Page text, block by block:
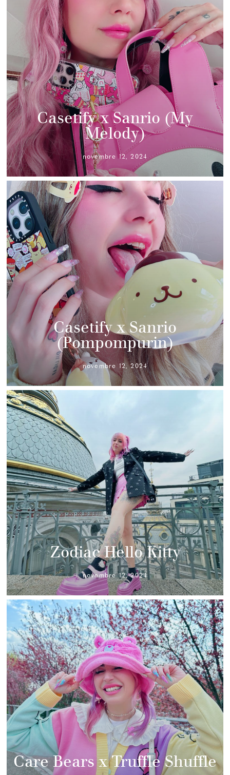
Casetify x Sanrio (My
Melody)
novembre 12, 2024
Casetify x Sanrio
(Pompompurin)
novembre 12, 2024
Zodiac Hello Kitty
novembre 12, 2024
Care Bears x Truffle Shuffle